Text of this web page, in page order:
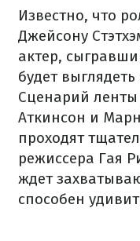
Известно, что
Джейсону
актер,
будет
Сценарий
Аткинсон и
проходят
режиссера Гая
ждет
способен